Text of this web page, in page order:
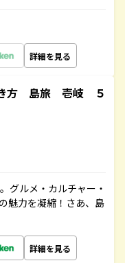
詳細を見る
方 島旅 壱岐 ５
グルメ・カルチャー・
魅力を凝縮！さあ、島
詳細を見る